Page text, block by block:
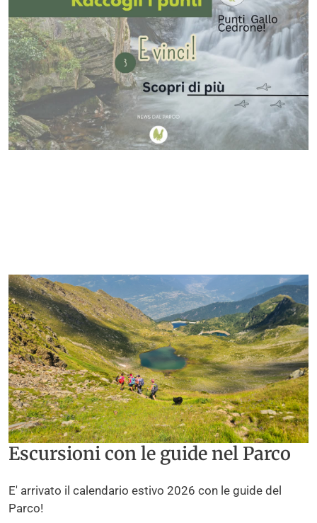
Escursioni con le guide nel Parco
E' arrivato il calendario estivo 2026 con le guide del
Parco!